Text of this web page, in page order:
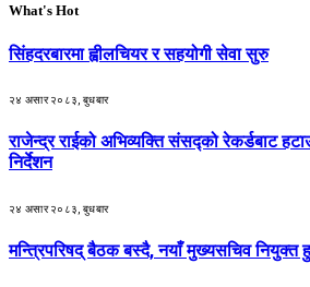
What's Hot
सिंहदरबारमा ह्वीलचियर र सहयोगी सेवा सुरु
२४ असार २०८३, बुधबार
राजेन्द्र राईको अभिव्यक्ति संसद्को रेकर्डबाट
निर्देशन
२४ असार २०८३, बुधबार
मन्त्रिपरिषद् बैठक बस्दै, नयाँ मुख्यसचिव नियुक्त